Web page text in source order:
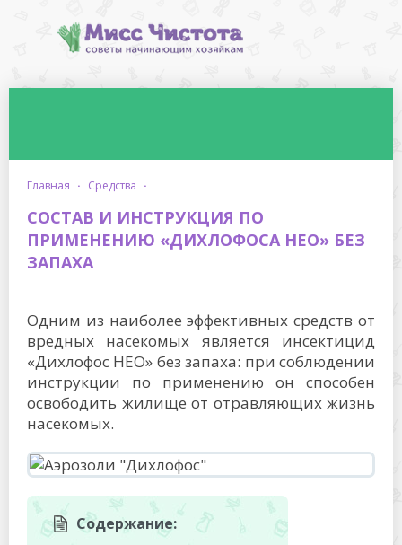
главная · средства ·
СОСТАВ И ИНСТРУКЦИЯ ПО
ПРИМЕНЕНИЮ «ДИХЛОФОСА НЕО» БЕЗ
ЗАПАХА
Одним из наиболее эффективных средств от
вредных насекомых является инсектицид
«Дихлофос НЕО» без запаха: при соблюдении
инструкции по применению он способен
освободить жилище от отравляющих жизнь
насекомых.
Содержание: